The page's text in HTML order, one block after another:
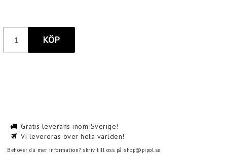
KÖP
Gratis leverans inom Sverige!
Vi levereras över hela världen!
Behöver du mer information? skriv till oss på shop@pipol.se